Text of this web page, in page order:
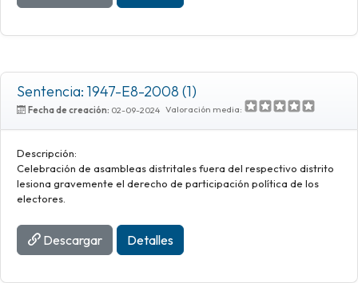
Sentencia: 1947-E8-2008 (1)
Fecha de creación: 02-09-2024 Valoración media:
Descripción:
Celebración de asambleas distritales fuera del respectivo distrito
lesiona gravemente el derecho de participación política de los
electores.
Descargar Detalles